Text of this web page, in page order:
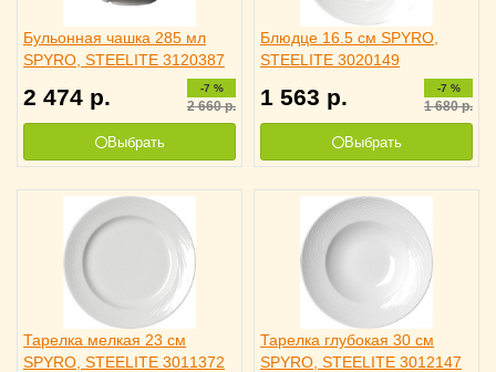
Бульонная чашка 285 мл
SPYRO, STEELITE 3120387
2 474 р. -7 %
2 660р.
Выбрать
Блюдце 16.5 см SPYRO,
STEELITE 3020149
1 563 р. -7 %
1 680р.
Выбрать
Тарелка мелкая 23 см
SPYRO, STEELITE 3011372
Тарелка глубокая 30 см
SPYRO, STEELITE 3012147